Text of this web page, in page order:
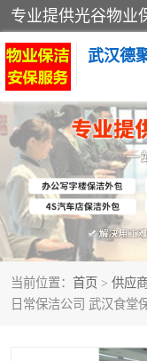
武汉德
当前位置： 首页 > 供应
日常保洁公司 武汉食堂
保洁外包